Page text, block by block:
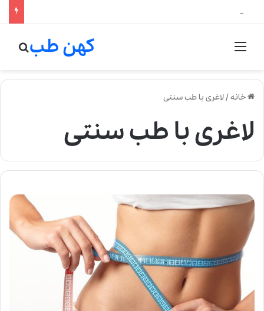
منو کهن طب
خانه/لاغری با طب سنتی
لاغری با طب سنتی